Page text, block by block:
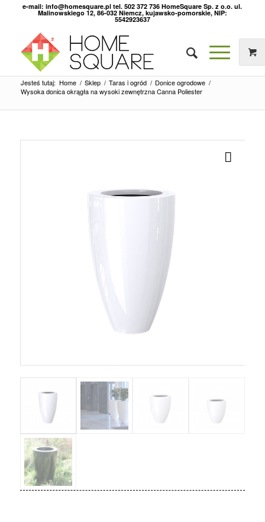
e-mail: info@homesquare.pl tel. 502 372 736 HomeSquare Sp. z o.o. ul.
Malinowskiego 12, 86-032 Niemcz, kujawsko-pomorskie, NIP:
5542923637
Jesteś tutaj: Home / Sklep / Taras i ogród / Donice ogrodowe /
Wysoka donica okrągła na wysoki zewnętrzna Canna Poliester